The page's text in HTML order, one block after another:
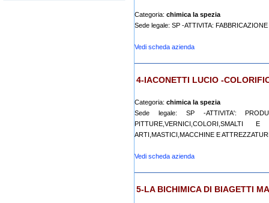
Categoria: chimica la spezia
Sede legale: SP -ATTIVITA:
Vedi scheda azienda
4-IACONETTI LUCIO -
Categoria: chimica la spezia
Sede legale: SP -ATTIVITA':
ARTI,MASTICI,MACCHINE E
Vedi scheda azienda
5-LA BICHIMICA DI BIAGETTI